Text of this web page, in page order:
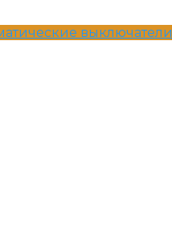
выключатели